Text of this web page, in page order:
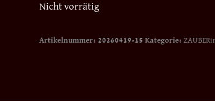
Nicht vorrätig
Artikelnummer: 20260419-15 Kategorie: